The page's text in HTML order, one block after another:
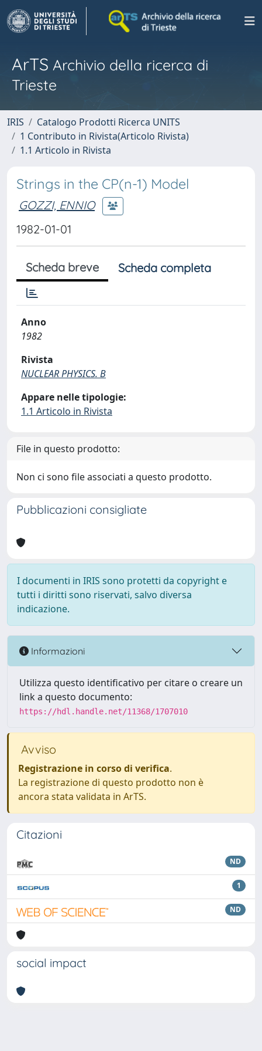
ArTS Archivio della ricerca di
Trieste
IRIS
Catalogo Prodotti Ricerca UNITS
1 Contributo in Rivista(Articolo Rivista)
1.1 Articolo in Rivista
Strings in the CP(n-1) Model
GOZZI, ENNIO
1982-01-01
Scheda breve Scheda completa
Anno
1982
Rivista
NUCLEAR PHYSICS. B
Appare nelle tipologie:
1.1 Articolo in Rivista
File in questo prodotto:
Non ci sono file associati a questo prodotto.
Pubblicazioni consigliate
I documenti in IRIS sono protetti da copyright e
tutti i diritti sono riservati, salvo diversa
indicazione.
Informazioni
Utilizza questo identificativo per citare o creare un
link a questo documento:
https://hdl.handle.net/11368/1707010
Avviso
Registrazione in corso di verifica.
La registrazione di questo prodotto non è
ancora stata validata in ArTS.
Citazioni
ND
1
ND
social impact